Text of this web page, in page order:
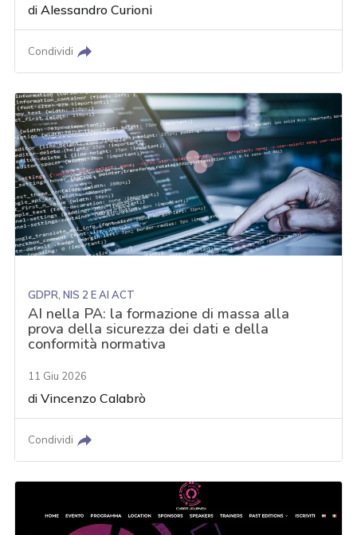
diAlessandro Curioni
Condividi
GDPR, NIS 2 E AI ACT
AI nella PA: la formazione di massa alla
prova della sicurezza dei dati e della
conformità normativa
11 Giu 2026
diVincenzo Calabrò
Condividi